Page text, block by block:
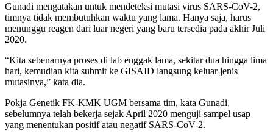
Gunadi mengatakan untuk mendeteksi mutasi virus SARS-CoV-2,
timnya tidak membutuhkan waktu yang lama. Hanya saja, harus
menunggu reagen dari luar negeri yang baru tersedia pada akhir Juli
2020.
“Kita sebenarnya proses di lab enggak lama, sekitar dua hingga lima
hari, kemudian kita submit ke GISAID langsung keluar jenis
mutasinya,” kata dia.
Pokja Genetik FK-KMK UGM bersama tim, kata Gunadi,
sebelumnya telah bekerja sejak April 2020 menguji sampel usap
yang menentukan positif atau negatif SARS-CoV-2.